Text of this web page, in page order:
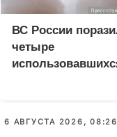
ВС России
четыре
6 АВГУСТА 2026,